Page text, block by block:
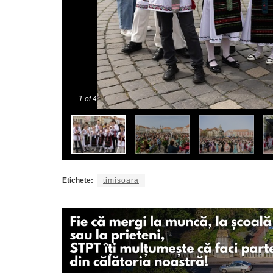
1 of 4
Etichete: timisoara